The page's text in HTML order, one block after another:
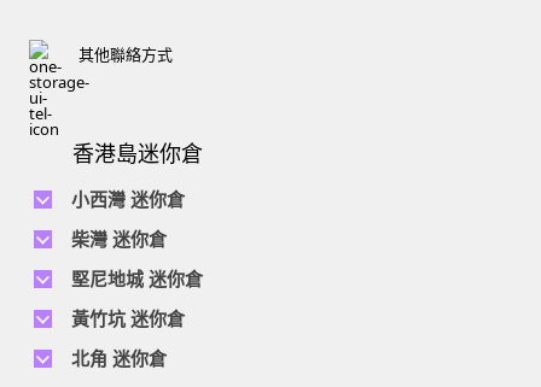
其他聯絡方式
香港島迷你倉
小西灣 迷你倉
電話 :2111 1062
地址 : 柴灣新業街5號王子工業大廈4樓
地址 : 柴灣新業街11號森龍工業大廈7樓B室
柴灣 迷你倉
電話 :2194 0038
地址 : 柴灣祥利街7號萬峰工業大廈6樓C室
地址 : 柴灣利眾街20號柴灣中心工業大廈6樓B室及14樓B1室
堅尼地城 迷你倉
電話 : 2623 0280
地址 : 堅尼地城士美菲路12P號祥興工業大廈9樓
黃竹坑 迷你倉
電話 :2680 9691
地址 : 黃竹坑道18號瑞琪工業大廈14樓A室
北角 迷你倉